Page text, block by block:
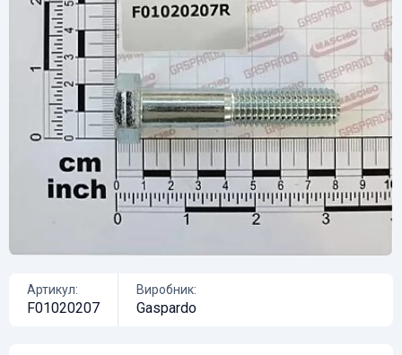
Артикул:
F01020207
Виробник:
Gaspardo